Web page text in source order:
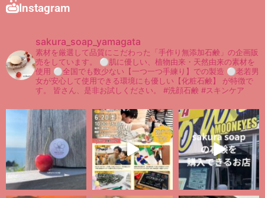
Instagram
sakura_soap_yamagata
素材を厳選して品質にこだわった「手作り無添加石鹸」の企画販
売をしています。
⚪︎肌に優しい、植物由来・天然由来の素材を
使用 ⚪︎全国でも数少ない【一つ一つ手練り】での製造 ⚪︎老若男
女が安心して使用できる環境にも優しい【化粧石鹸】
が特徴で
す。
皆さん、是非お試しください。 #洗顔石鹸 #スキンケア